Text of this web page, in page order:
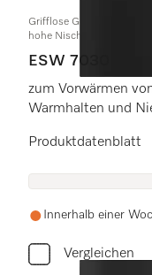
Grifflose Gourmet-
hohe Nische
ESW 7030
zum Vorwärmen
Warmhalten und
Produktdatenblatt
Innerhalb einer
Vergleichen